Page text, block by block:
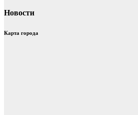
Новости
Карта города